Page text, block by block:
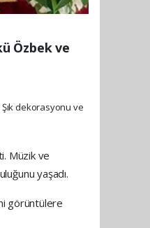
Özbek ve
dekorasyonu ve
Müzik ve
yaşadı.
görüntülere